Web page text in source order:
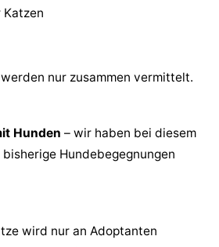
Katzen
nur zusammen vermittelt.
Hunden – wir haben bei diesem
Hundebegegnungen
wird nur an Adoptanten